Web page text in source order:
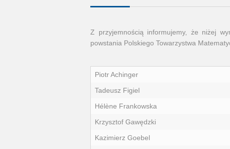
Z przyjemnością informujemy, że niżej
powstania Polskiego Towarzystwa
Piotr Achinger
Tadeusz Figiel
Hélène Frankowska
Krzysztof Gawędzki
Kazimierz Goebel